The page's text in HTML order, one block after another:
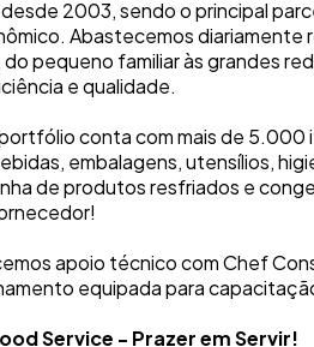
desde 2003, sendo o principal
Abastecemos diariamente
pequeno familiar às grandes
e qualidade.
conta com mais de 5.000
embalagens, utensílios,
de produtos resfriados e
apoio técnico com Chef
equipada para
Service - Prazer em Servir!